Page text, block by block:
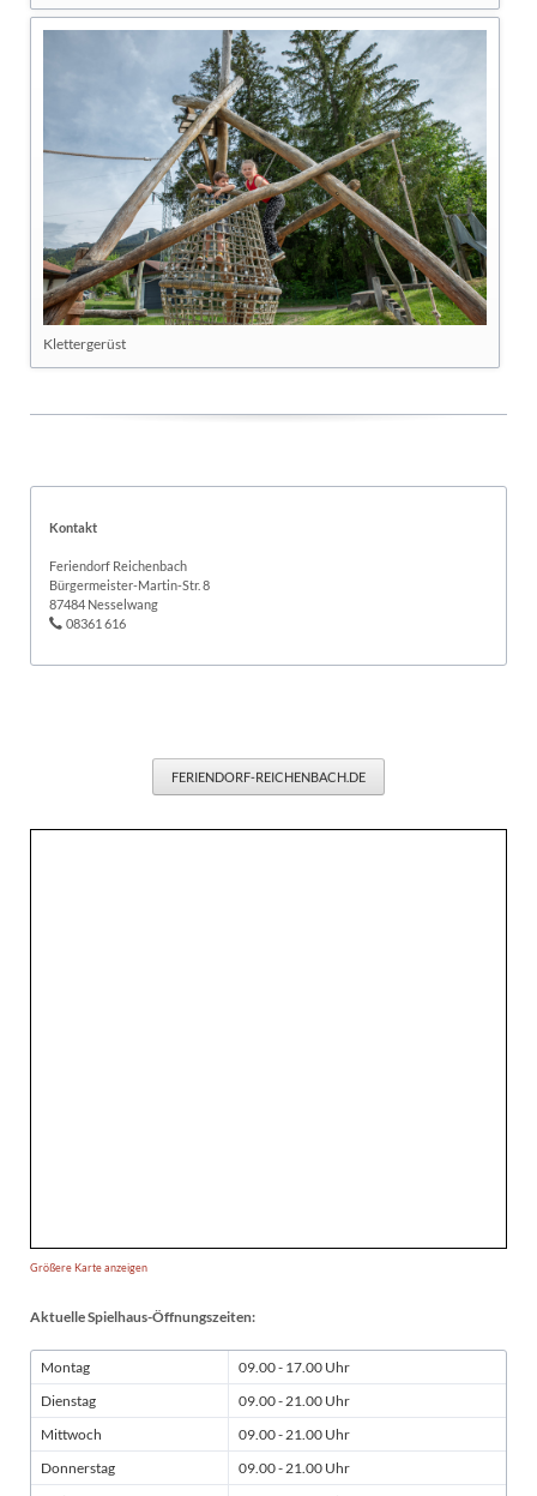
Klettergerüst
Kontakt
Feriendorf Reichenbach
Bürgermeister-Martin-Str. 8
87484 Nesselwang
08361 616
FERIENDORF-REICHENBACH.DE
Größere Karte anzeigen
Aktuelle Spielhaus-Öffnungszeiten:
Montag
09.00 - 17.00 Uhr
Dienstag
09.00 - 21.00 Uhr
Mittwoch
09.00 - 21.00 Uhr
Donnerstag
09.00 - 21.00 Uhr